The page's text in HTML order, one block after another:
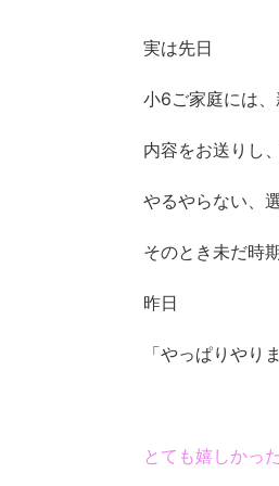
実は先日
小6ご家庭には
内容をお送りし
やるやらない、
そのとき未だ時
昨日
「やっぱりやり
とても嬉しかっ